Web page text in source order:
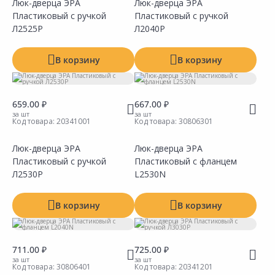
Люк-дверца ЭРА
Пластиковый с ручкой
Л2525Р
В корзину
Люк-дверца ЭРА
Пластиковый с ручкой
Л2040Р
В корзину
659.00 ₽
за шт
Код товара: 20341001
Люк-дверца ЭРА
Пластиковый с ручкой
Л2530Р
В корзину
667.00 ₽
за шт
Код товара: 30806301
Люк-дверца ЭРА
Пластиковый с фланцем
L2530N
В корзину
711.00 ₽
за шт
Код товара: 30806401
725.00 ₽
за шт
Код товара: 20341201